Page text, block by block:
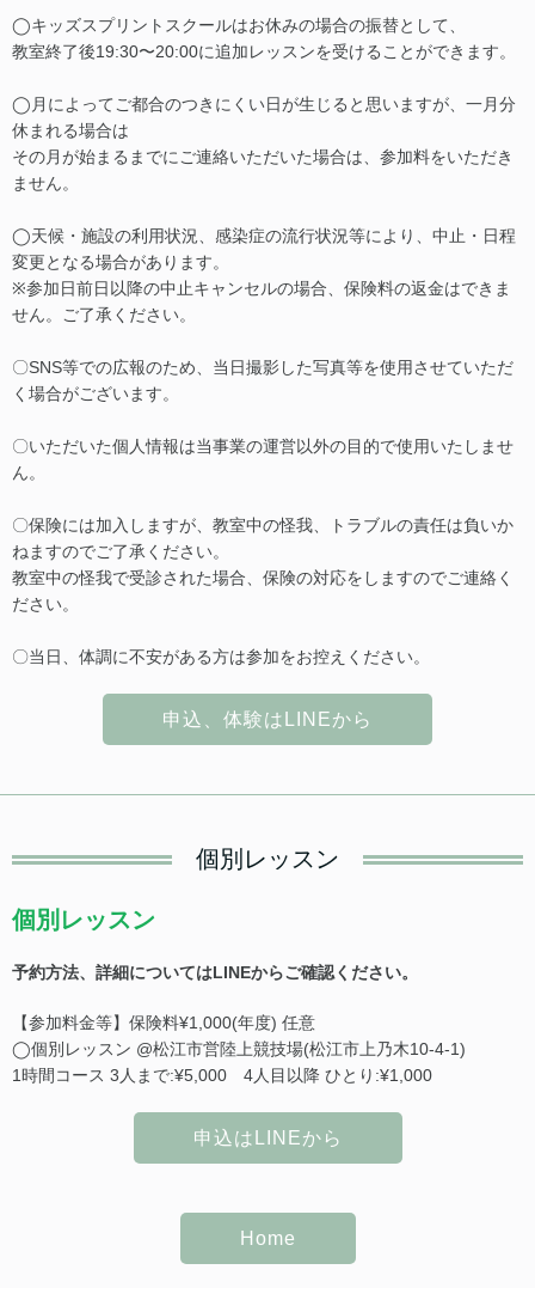
◯キッズスプリントスクールはお休みの場合の振替として、
教室終了後19:30〜20:00に追加レッスンを受けることができます。
◯月によってご都合のつきにくい日が生じると思いますが、一月分
休まれる場合は
その月が始まるまでにご連絡いただいた場合は、参加料をいただき
ません。
◯天候・施設の利用状況、感染症の流行状況等により、中止・日程
変更となる場合があります。
※参加日前日以降の中止キャンセルの場合、保険料の返金はできま
せん。ご了承ください。
〇SNS等での広報のため、当日撮影した写真等を使用させていただ
く場合がございます。
〇いただいた個人情報は当事業の運営以外の目的で使用いたしませ
ん。
〇保険には加入しますが、教室中の怪我、トラブルの責任は負いか
ねますのでご了承ください。
教室中の怪我で受診された場合、保険の対応をしますのでご連絡く
ださい。
〇当日、体調に不安がある方は参加をお控えください。
申込、体験はLINEから
個別レッスン
個別レッスン
予約方法、詳細についてはLINEからご確認ください。
【参加料金等】保険料¥1,000(年度) 任意
◯個別レッスン @松江市営陸上競技場(松江市上乃木10-4-1)
1時間コース 3人まで:¥5,000 4人目以降 ひとり:¥1,000
申込はLINEから
Home